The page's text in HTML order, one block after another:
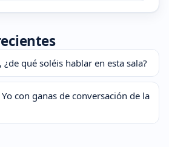
¿de qué soléis hablar en esta sala?
con ganas de conversación de la